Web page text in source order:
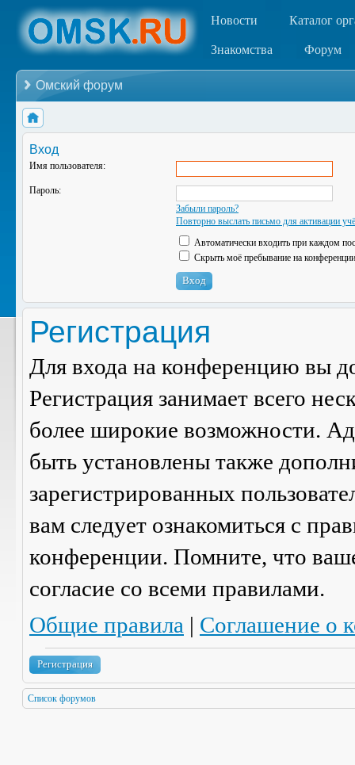
Новости Каталог
Знакомства Форум
Омский форум
Вход
Имя пользователя:
Пароль:
Забыли пароль?
Повторно выслать письмо для активации
Автоматически входить при каждом
Скрыть моё пребывание на
Регистрация
Для входа на конференцию вы
Регистрация занимает всего
более широкие возможности.
быть установлены также
зарегистрированных
вам следует ознакомиться с
конференции. Помните, что
согласие со всеми правилами.
Общие правила | Соглашение о
Регистрация
Список форумов